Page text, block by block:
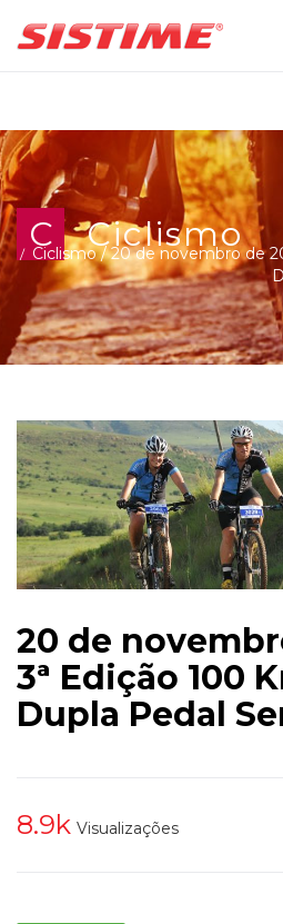
C Ciclismo
Ciclismo /20 de novembro de
20 de
3ª Edição 100
Dupla Pedal
8.9k Visualizações